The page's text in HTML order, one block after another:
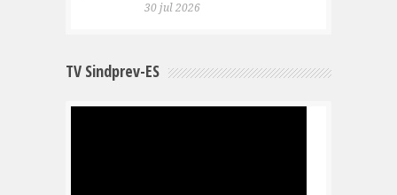
30 jul 2026
TV Sindprev-ES